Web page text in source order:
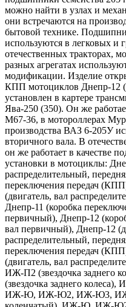
можно найти в узлах и
они встречаются на
бытовой технике.
используются в легковых и
отечественных тракторах,
разных агрегатах
модификации. Изделие
КПП мотоциклов Днепр-12
установлен в картере
Ява-250 (350). Он же
М67-36, в мотороллерах
производства ВАЗ 6-205У
вторичного вала. В
он же работает в качестве
установки в мотоциклы:
распределительный,
переключения передач
(двигатель, вал
Днепр-11 (коробка
первичный), Днепр-12
вал первичный), Днепр-12
распределительный,
переключения передач
(двигатель, вал
ИЖ-П2 (звездочка
(звездочка заднего колеса),
ИЖ-Ю, ИЖ-Ю2, ИЖ-Ю3, ИЖ-